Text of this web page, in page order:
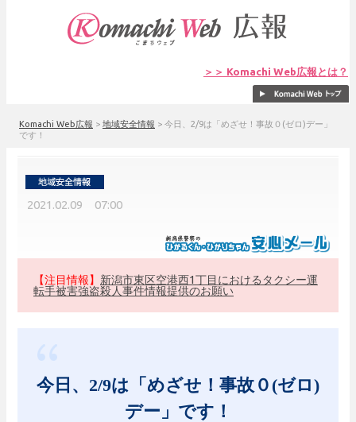
＞＞ Komachi Web広報とは？
Komachi Web広報 > 地域安全情報 > 今日、2/9は「めざせ！事故０(ゼロ)デー」
です！
2021.02.09 07:00
【注目情報】 新潟市東区空港西1丁目におけるタクシー運
転手被害強盗殺人事件情報提供のお願い
今日、2/9は「めざせ！事故０(ゼロ)
デー」です！